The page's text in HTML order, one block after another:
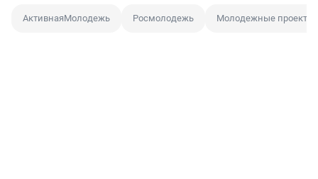
АктивнаяМолодежь Росмолодежь Молодежные проекты